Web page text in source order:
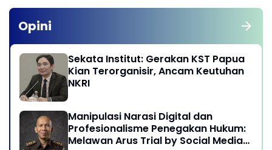
Opini
Sekata Institut: Gerakan KST Papua
Kian Terorganisir, Ancam Keutuhan
NKRI
Manipulasi Narasi Digital dan
Profesionalisme Penegakan Hukum:
Melawan Arus Trial by Social Media